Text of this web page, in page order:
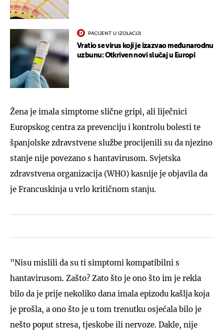
PACIJENT U IZOLACIJI
Vratio se virus koji je izazvao međunarodnu
uzbunu: Otkriven novi slučaj u Europi
Žena je imala simptome slične gripi, ali liječnici
Europskog centra za prevenciju i kontrolu bolesti te
španjolske zdravstvene službe procijenili su da njezino
stanje nije povezano s hantavirusom. Svjetska
zdravstvena organizacija (WHO) kasnije je objavila da
je Francuskinja u vrlo kritičnom stanju.
"Nisu mislili da su ti simptomi kompatibilni s
hantavirusom. Zašto? Zato što je ono što im je rekla
bilo da je prije nekoliko dana imala epizodu kašlja koja
je prošla, a ono što je u tom trenutku osjećala bilo je
nešto poput stresa, tjeskobe ili nervoze. Dakle, nije